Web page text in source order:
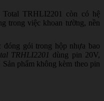
TRHLI2201 còn có hệ
trong việc khoan tường, nền
gói trong hộp nhựa bao
TRHLI2201 dùng pin 20V,
phẩm không kèm theo pin